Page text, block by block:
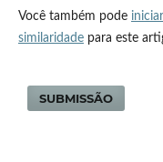
Você também pode
similaridadepara este
SUBMISSÃO